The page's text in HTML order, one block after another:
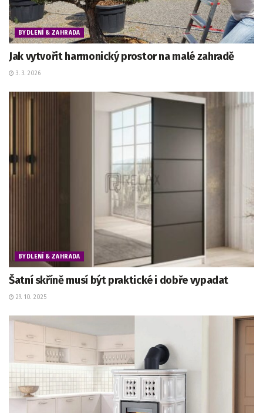
BYDLENÍ & ZAHRADA
Jak vytvořit harmonický prostor na malé zahradě
3. 3. 2026
BYDLENÍ & ZAHRADA
Šatní skříně musí být praktické i dobře vypadat
29. 10. 2025